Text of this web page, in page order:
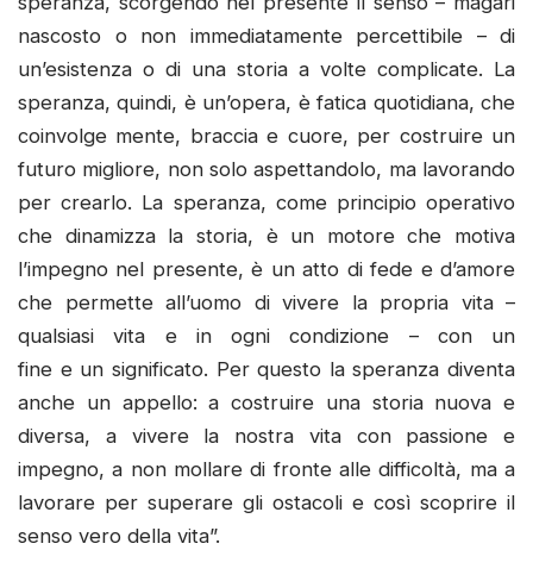
nascosto o non immediatamente percettibile – di
un’esistenza o di una storia a volte complicate. La
speranza, quindi, è un’opera, è fatica quotidiana, che
coinvolge mente, braccia e cuore, per costruire un
futuro migliore, non solo aspettandolo, ma lavorando
per crearlo. La speranza, come principio operativo
che dinamizza la storia, è un motore che motiva
l’impegno nel presente, è un atto di fede e d’amore
che permette all’uomo di vivere la propria vita –
qualsiasi vita e in ogni condizione – con un
fine e un significato. Per questo la speranza diventa
anche un appello: a costruire una storia nuova e
diversa, a vivere la nostra vita con passione e
impegno, a non mollare di fronte alle difficoltà, ma a
lavorare per superare gli ostacoli e così scoprire il
senso vero della vita”.